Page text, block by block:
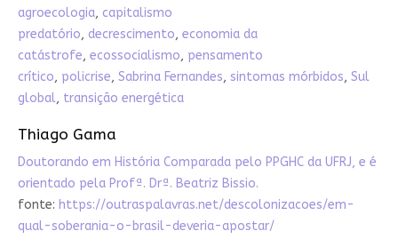
agroecologia, capitalismo
predatório, decrescimento, economia da
catástrofe, ecossocialismo, pensamento
crítico, policrise, Sabrina Fernandes, sintomas mórbidos, Sul
global, transição energética
Thiago Gama
Doutorando em História Comparada pelo PPGHC da UFRJ, e é
orientado pela Profª. Drª. Beatriz Bissio.
fonte: https://outraspalavras.net/descolonizacoes/em-
qual-soberania-o-brasil-deveria-apostar/